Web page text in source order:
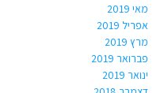
מאי 2019
אפריל 2019
מרץ 2019
פברואר 2019
ינואר 2019